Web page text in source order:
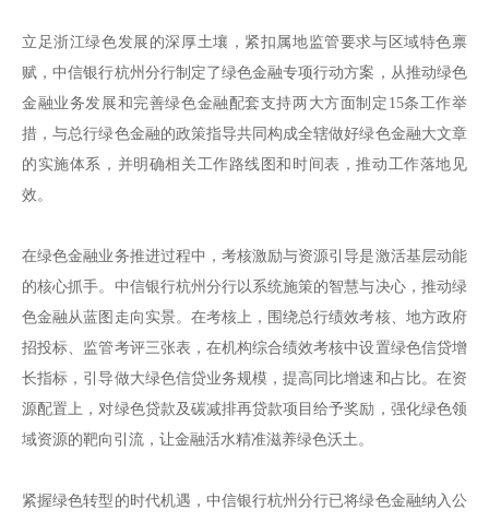
立足浙江绿色发展的深厚土壤，紧扣属地监管要求与区域特色禀
赋，中信银行杭州分行制定了绿色金融专项行动方案，从推动绿色
金融业务发展和完善绿色金融配套支持两大方面制定15条工作举
措，与总行绿色金融的政策指导共同构成全辖做好绿色金融大文章
的实施体系，并明确相关工作路线图和时间表，推动工作落地见
效。
在绿色金融业务推进过程中，考核激励与资源引导是激活基层动能
的核心抓手。中信银行杭州分行以系统施策的智慧与决心，推动绿
色金融从蓝图走向实景。在考核上，围绕总行绩效考核、地方政府
招投标、监管考评三张表，在机构综合绩效考核中设置绿色信贷增
长指标，引导做大绿色信贷业务规模，提高同比增速和占比。在资
源配置上，对绿色贷款及碳减排再贷款项目给予奖励，强化绿色领
域资源的靶向引流，让金融活水精准滋养绿色沃土。
紧握绿色转型的时代机遇，中信银行杭州分行已将绿色金融纳入公